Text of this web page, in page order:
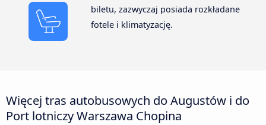
biletu, zazwyczaj posiada rozkładane
fotele i klimatyzację.
Więcej tras autobusowych do Augustów i do
Port lotniczy Warszawa Chopina